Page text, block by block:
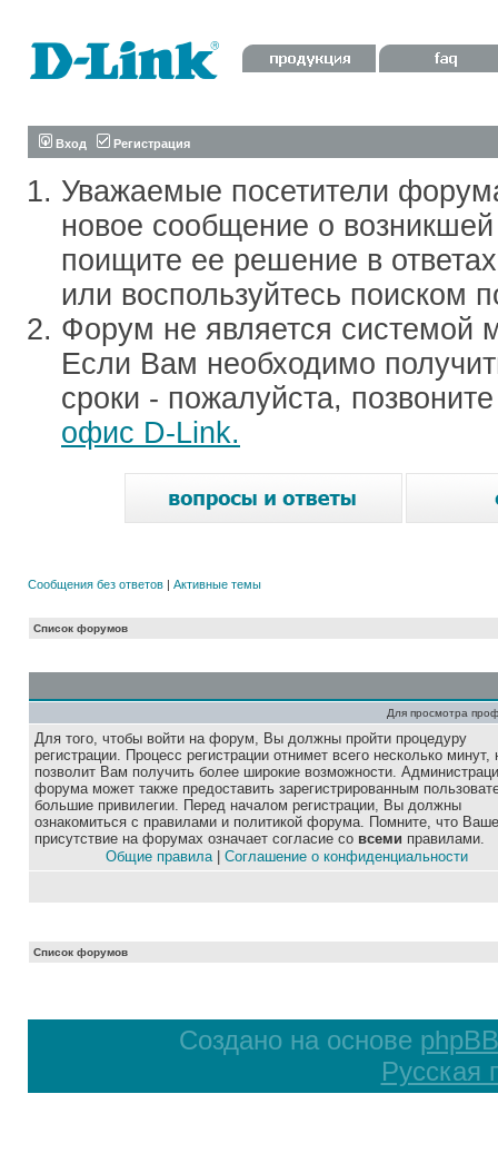
Вход Регистрация
Уважаемые посетители
новое сообщение о
поищите ее решение в
или воспользуйтесь поиском
Форум не является системой
Если Вам необходимо
сроки - пожалуйста,
офис D-Link.
Сообщения без ответов | Активные темы
Список форумов
Для просмотра
Для того, чтобы войти на форум, Вы должны пройти процедуру
регистрации. Процесс регистрации отнимет всего несколько минут,
позволит Вам получить более широкие возможности.
форума может также предоставить зарегистрированным
большие привилегии. Перед началом регистрации, Вы должны
ознакомиться с правилами и политикой форума. Помните, что Ваше
присутствие на форумах означает согласие со всеми правилами.
Общие правила| Соглашение о конфиденциальности
Список форумов
Создано на основе phpBB
Русская